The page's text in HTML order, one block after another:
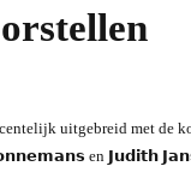
uitgebreid met de
en 𝗝𝘂𝗱𝗶𝘁𝗵